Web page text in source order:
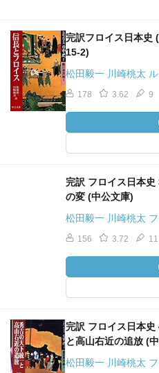
完訳フロイス日本史
15-2)
松田毅一 川崎桃太
178 3.62 9
完訳 フロイス日本
の変 (中公文庫)
松田毅一 川崎桃太 フ
156 3.72 11
完訳 フロイス日本
と高山右近の追放 (
松田毅一 川崎桃太 フ